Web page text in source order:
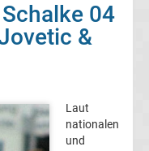
04
&
Laut
nationalen
und